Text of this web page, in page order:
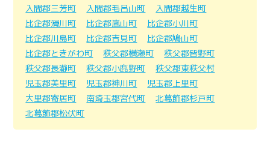
入間郡三芳町
入間郡毛呂山町
入間郡越生町
比企郡滑川町
比企郡嵐山町
比企郡小川町
比企郡川島町
比企郡吉見町
比企郡鳩山町
比企郡ときがわ町
秩父郡横瀬町
秩父郡皆野町
秩父郡長瀞町
秩父郡小鹿野町
秩父郡東秩父村
児玉郡美里町
児玉郡神川町
児玉郡上里町
大里郡寄居町
南埼玉郡宮代町
北葛飾郡杉戸町
北葛飾郡松伏町